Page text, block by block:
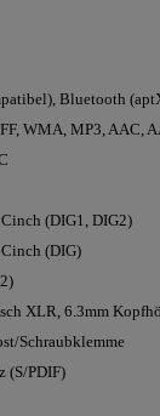
Bluetooth
WMA, MP3, AAC,
(DIG1, DIG2)
(DIG)
XLR, 6.3mm
Schraubklemme
(S/PDIF)